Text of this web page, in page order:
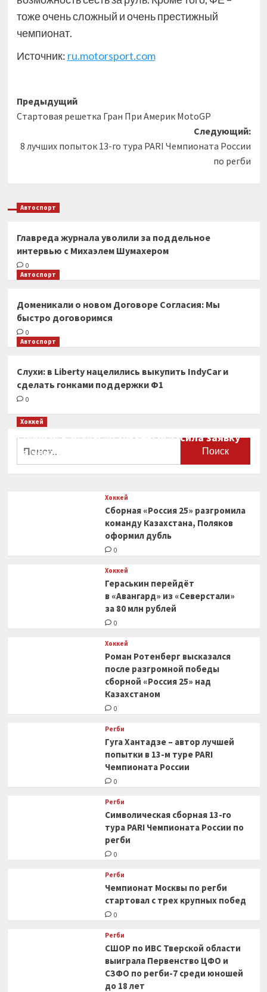
тоже очень сложный и очень престижный
чемпионат.
Источник: ru.motorsport.com
Навигация
записи
Предыдущий
Стартовая решетка Гран При Америк MotoGP
Следующий:
8 лучших попыток 13-го тура PARI Чемпионата России
по регби
Автоспорт
Главреда журнала уволили за поддельное
интервью с Михаэлем Шумахером
0
Автоспорт
Доменикали о новом Договоре Согласия: Мы
быстро договоримся
0
Автоспорт
Слухи: в Liberty нацелились выкупить IndyCar и
сделать гонками поддержки Ф1
0
Хоккей
Сборная Канады по хоккею огласила заявку
на чемпионат мира
Хоккей
Сборная «Россия 25» разгромила
команду Казахстана, Поляков
оформил дубль
0
Хоккей
Гераськин перейдёт
в «Авангард» из «Северстали»
за 80 млн рублей
0
Хоккей
Роман Ротенберг высказался
после разгромной победы
сборной «Россия 25» над
Казахстаном
0
Регби
Гуга Хантадзе – автор лучшей
попытки в 13-м туре PARI
Чемпионата России
0
Регби
Символическая сборная 13-го
тура PARI Чемпионата России по
регби
0
Регби
Чемпионат Москвы по регби
стартовал с трех крупных побед
0
Регби
СШОР по ИВС Тверской области
выиграла Первенство ЦФО и
СЗФО по регби-7 среди юношей
до 18 лет